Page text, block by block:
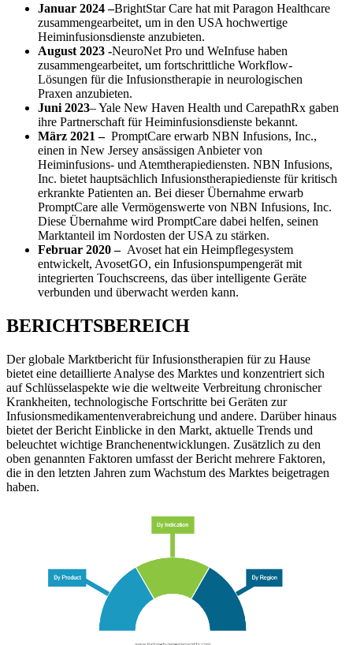
Januar 2024 –BrightStar Care hat mit Paragon Healthcare
zusammengearbeitet, um in den USA hochwertige
Heiminfusionsdienste anzubieten.
August 2023 -NeuroNet Pro und WeInfuse haben
zusammengearbeitet, um fortschrittliche Workflow-
Lösungen für die Infusionstherapie in neurologischen
Praxen anzubieten.
Juni 2023– Yale New Haven Health und CarepathRx gaben
ihre Partnerschaft für Heiminfusionsdienste bekannt.
März 2021 – PromptCare erwarb NBN Infusions, Inc.,
einen in New Jersey ansässigen Anbieter von
Heiminfusions- und Atemtherapiediensten. NBN Infusions,
Inc. bietet hauptsächlich Infusionstherapiedienste für kritisch
erkrankte Patienten an. Bei dieser Übernahme erwarb
PromptCare alle Vermögenswerte von NBN Infusions, Inc.
Diese Übernahme wird PromptCare dabei helfen, seinen
Marktanteil im Nordosten der USA zu stärken.
Februar 2020 – Avoset hat ein Heimpflegesystem
entwickelt, AvosetGO, ein Infusionspumpengerät mit
integrierten Touchscreens, das über intelligente Geräte
verbunden und überwacht werden kann.
BERICHTSBEREICH
Der globale Marktbericht für Infusionstherapien für zu Hause
bietet eine detaillierte Analyse des Marktes und konzentriert sich
auf Schlüsselaspekte wie die weltweite Verbreitung chronischer
Krankheiten, technologische Fortschritte bei Geräten zur
Infusionsmedikamentenverabreichung und andere. Darüber hinaus
bietet der Bericht Einblicke in den Markt, aktuelle Trends und
beleuchtet wichtige Branchenentwicklungen. Zusätzlich zu den
oben genannten Faktoren umfasst der Bericht mehrere Faktoren,
die in den letzten Jahren zum Wachstum des Marktes beigetragen
haben.